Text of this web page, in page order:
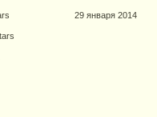
29 января 2014